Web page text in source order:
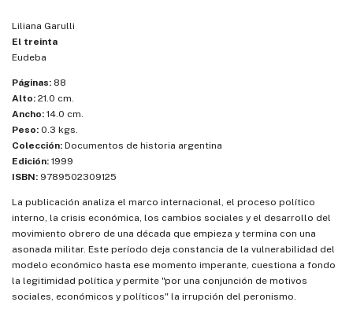
Liliana Garulli
El treinta
Eudeba
Páginas: 88
Alto: 21.0 cm.
Ancho: 14.0 cm.
Peso: 0.3 kgs.
Colección: Documentos de historia argentina
Edición: 1999
ISBN: 9789502309125
La publicación analiza el marco internacional, el proceso político
interno, la crisis económica, los cambios sociales y el desarrollo del
movimiento obrero de una década que empieza y termina con una
asonada militar. Este período deja constancia de la vulnerabilidad del
modelo económico hasta ese momento imperante, cuestiona a fondo
la legitimidad política y permite "por una conjunción de motivos
sociales, económicos y políticos" la irrupción del peronismo.